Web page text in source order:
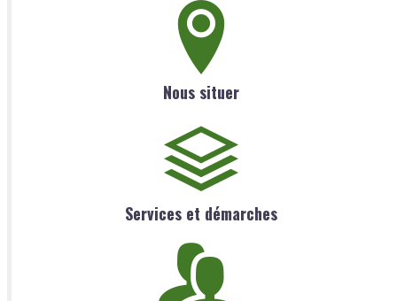
Nous situer
Services et démarches